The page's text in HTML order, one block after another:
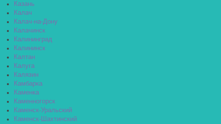
Казань
Калач
Калач-на-Дону
Калачинск
Калининград
Калининск
Калтан
Калуга
Калязин
Камбарка
Каменка
Каменногорск
Каменск-Уральский
Каменск-Шахтинский